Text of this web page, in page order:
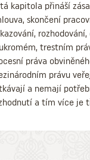
kapitola přináší
skončení
trestním
práva
právu
a nemají
a tím více je